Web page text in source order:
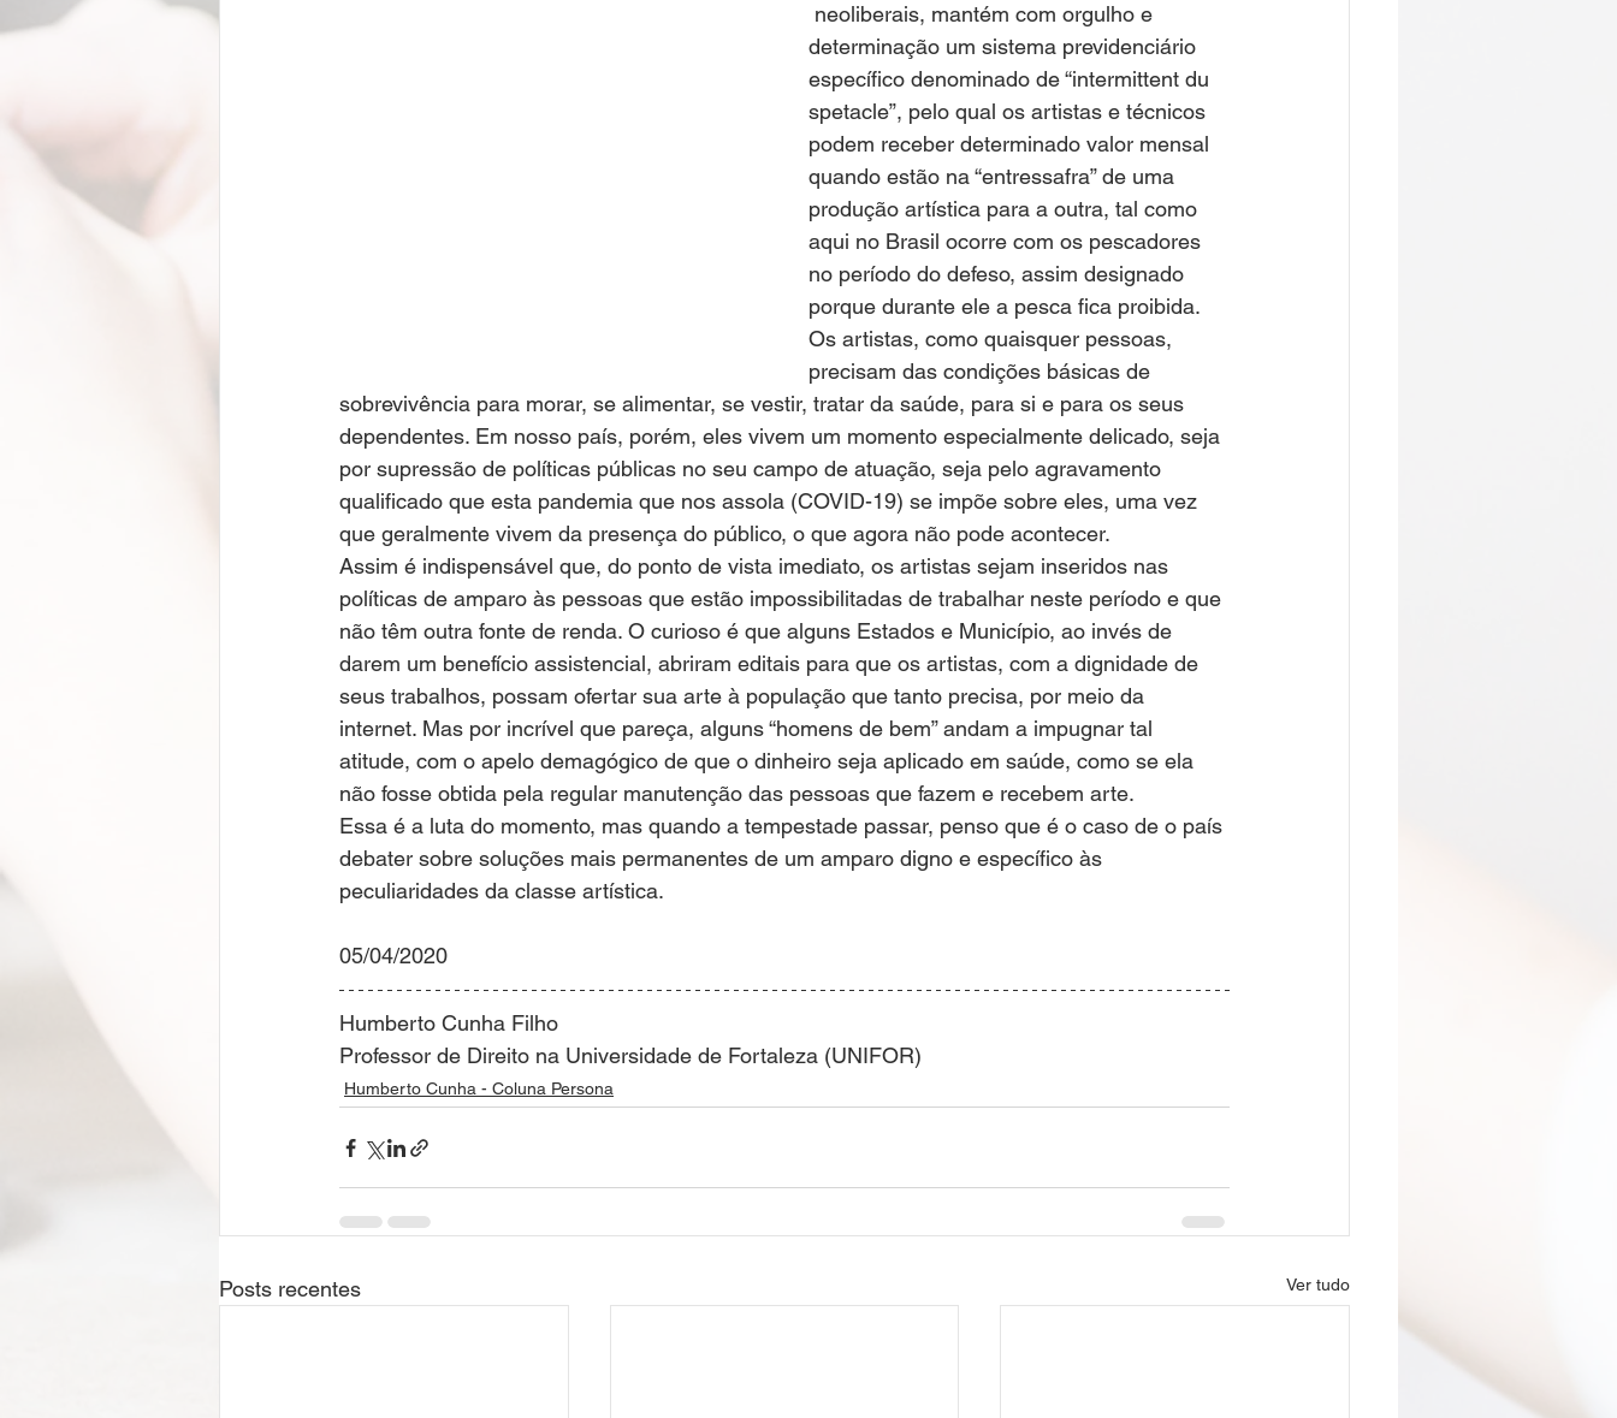
determinação um sistema previdenciário
específico denominado de “intermittent du
spetacle”, pelo qual os artistas e técnicos
podem receber determinado valor mensal
quando estão na “entressafra” de uma
produção artística para a outra, tal como
aqui no Brasil ocorre com os pescadores
no período do defeso, assim designado
porque durante ele a pesca fica proibida.
Os artistas, como quaisquer pessoas,
precisam das condições básicas de
sobrevivência para morar, se alimentar, se vestir, tratar da saúde, para si e para os seus
dependentes. Em nosso país, porém, eles vivem um momento especialmente delicado, seja
por supressão de políticas públicas no seu campo de atuação, seja pelo agravamento
qualificado que esta pandemia que nos assola (COVID-19) se impõe sobre eles, uma vez
que geralmente vivem da presença do público, o que agora não pode acontecer.
Assim é indispensável que, do ponto de vista imediato, os artistas sejam inseridos nas
políticas de amparo às pessoas que estão impossibilitadas de trabalhar neste período e que
não têm outra fonte de renda. O curioso é que alguns Estados e Município, ao invés de
darem um benefício assistencial, abriram editais para que os artistas, com a dignidade de
seus trabalhos, possam ofertar sua arte à população que tanto precisa, por meio da
internet. Mas por incrível que pareça, alguns “homens de bem” andam a impugnar tal
atitude, com o apelo demagógico de que o dinheiro seja aplicado em saúde, como se ela
não fosse obtida pela regular manutenção das pessoas que fazem e recebem arte.
Essa é a luta do momento, mas quando a tempestade passar, penso que é o caso de o país
debater sobre soluções mais permanentes de um amparo digno e específico às
peculiaridades da classe artística.
05/04/2020
Humberto Cunha Filho
Professor de Direito na Universidade de Fortaleza (UNIFOR)
Humberto Cunha - Coluna Persona
Posts recentes Ver tudo